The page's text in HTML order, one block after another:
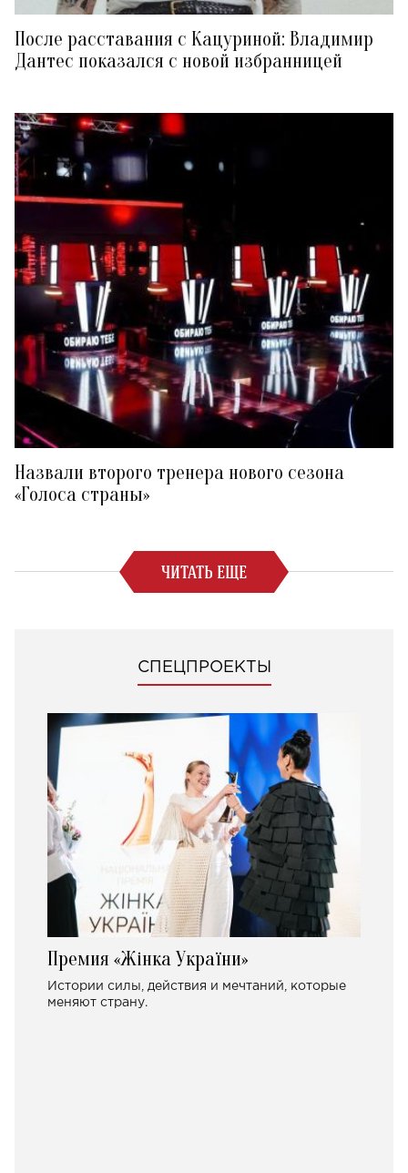
После расставания с Кацуриной: Владимир
Дантес показался с новой избранницей
Назвали второго тренера нового сезона
«Голоса страны»
ЧИТАТЬ ЕЩЕ
СПЕЦПРОЕКТЫ
Премия «Жінка України»
Истории силы, действия и мечтаний, которые
меняют страну.